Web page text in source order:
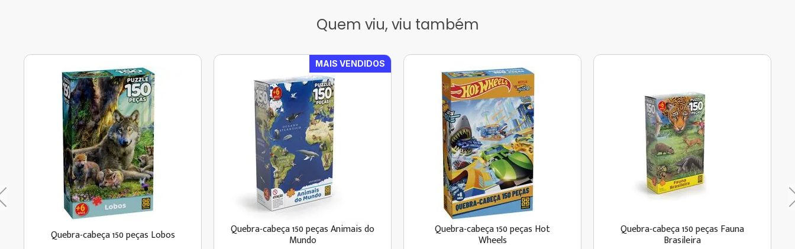
Quem viu, viu também
Quebra-cabeça 150 peças Lobos
MAIS VENDIDOS
Quebra-cabeça 150 peças Animais do
Mundo
Quebra-cabeça 150 peças Hot
Wheels
Quebra-cabeça 150 peças Fauna
Brasileira